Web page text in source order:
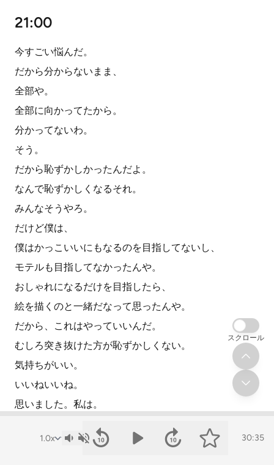
21:00
今すごい悩んだ。
だから分からないまま、
全部や。
全部に向かってたから。
分かってないわ。
そう。
だから恥ずかしかったんだよ。
なんで恥ずかしくなるそれ。
みんなそうやろ。
だけど僕は、
僕はかっこいいにもなるのを目指してないし、
モテルも目指してなかったんや。
おしゃれになるだけを目指したら、
絵を描くのと一緒だなって思ったんや。
だから、これはやっていいんだ。
むしろ突き抜けた方が恥ずかしくない。
気持ちがいい。
いいねいいね。
思いました。私は。
同じように、
30:35
スクロール